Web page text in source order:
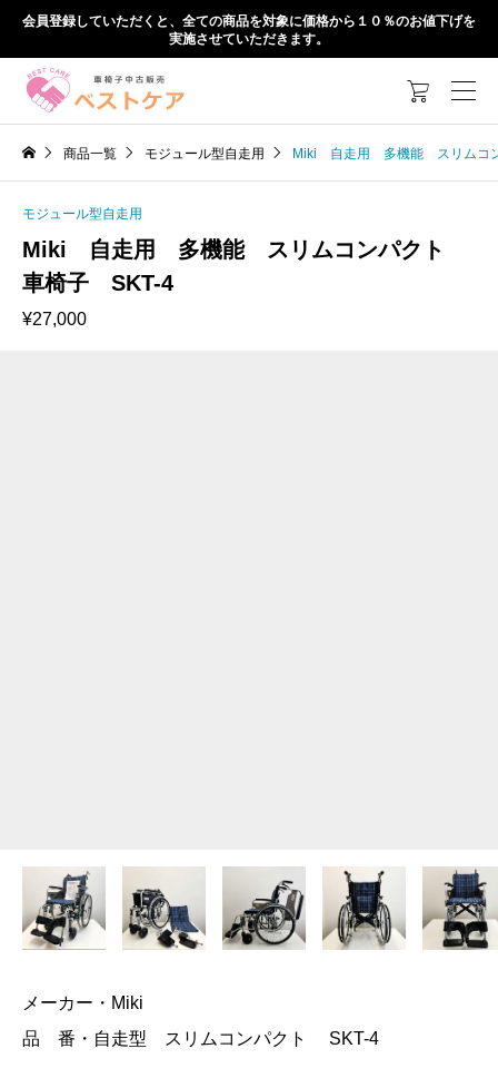
会員登録していただくと、全ての商品を対象に価格から１０％のお値下げを
実施させていただきます。

商品一覧 モジュール型自走用 Miki 自走用 多機能 スリムコ
モジュール型自走用
Miki 自走用 多機能 スリムコンパクト
車椅子 SKT-4
¥27,000
メーカー・Miki
品 番・自走型 スリムコンパクト SKT-4